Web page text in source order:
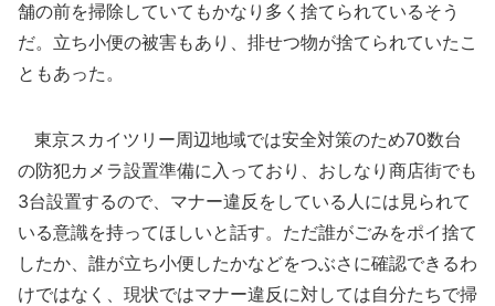
舗の前を掃除していてもかなり多く捨てられているそう
だ。立ち小便の被害もあり、排せつ物が捨てられていたこ
ともあった。
東京スカイツリー周辺地域では安全対策のため70数台
の防犯カメラ設置準備に入っており、おしなり商店街でも
3台設置するので、マナー違反をしている人には見られて
いる意識を持ってほしいと話す。ただ誰がごみをポイ捨て
したか、誰が立ち小便したかなどをつぶさに確認できるわ
けではなく、現状ではマナー違反に対しては自分たちで掃